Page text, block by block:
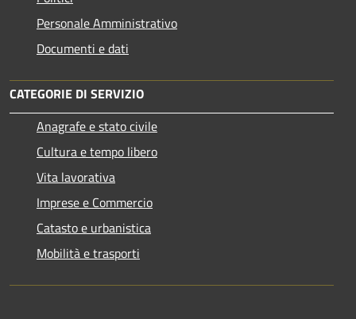
Personale Amministrativo
Documenti e dati
CATEGORIE DI SERVIZIO
Anagrafe e stato civile
Cultura e tempo libero
Vita lavorativa
Imprese e Commercio
Catasto e urbanistica
Mobilità e trasporti